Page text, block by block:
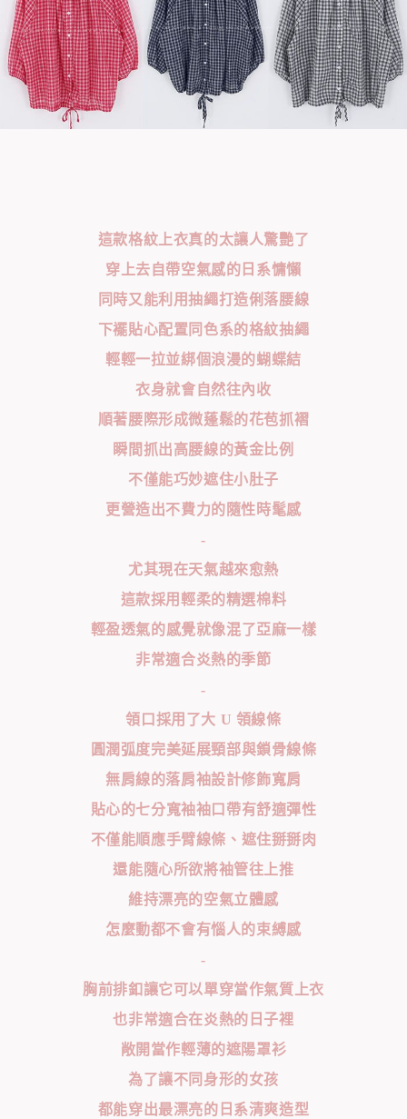
這款格紋上衣真的太讓人驚艷了
穿上去自帶空氣感的日系慵懶
同時又能利用抽繩打造俐落腰線
下襬貼心配置同色系的格紋抽繩
輕輕一拉並綁個浪漫的蝴蝶結
衣身就會自然往內收
順著腰際形成微蓬鬆的花苞抓褶
瞬間抓出高腰線的黃金比例
不僅能巧妙遮住小肚子
更營造出不費力的隨性時髦感
-
尤其現在天氣越來愈熱
這款採用輕柔的精選棉料
輕盈透氣的感覺就像混了亞麻一樣
非常適合炎熱的季節
-
領口採用了大 U 領線條
圓潤弧度完美延展頸部與鎖骨線條
無肩線的落肩袖設計修飾寬肩
貼心的七分寬袖袖口帶有舒適彈性
不僅能順應手臂線條、遮住掰掰肉
還能隨心所欲將袖管往上推
維持漂亮的空氣立體感
怎麼動都不會有惱人的束縛感
-
胸前排釦讓它可以單穿當作氣質上衣
也非常適合在炎熱的日子裡
敞開當作輕薄的遮陽罩衫
為了讓不同身形的女孩
都能穿出最漂亮的日系清爽造型